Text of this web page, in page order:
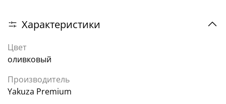
Характеристики
Цвет
оливковый
Производитель
Yakuza Premium